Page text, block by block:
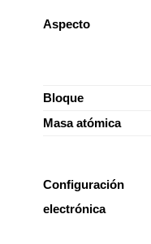
Aspecto
Bloque
Masa atómica
Configuración
electrónica